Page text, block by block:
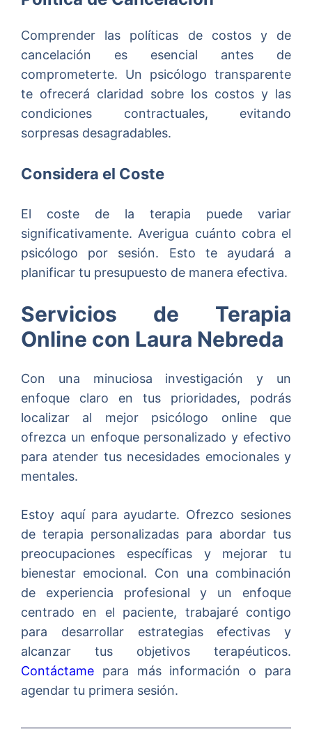
Comprender las políticas de costos y de
cancelación es esencial antes de
comprometerte. Un psicólogo transparente
te ofrecerá claridad sobre los costos y las
condiciones contractuales, evitando
sorpresas desagradables.
Considera el Coste
El coste de la terapia puede variar
significativamente. Averigua cuánto cobra el
psicólogo por sesión. Esto te ayudará a
planificar tu presupuesto de manera efectiva.
Servicios de Terapia
Online con Laura Nebreda
Con una minuciosa investigación y un
enfoque claro en tus prioridades, podrás
localizar al mejor psicólogo online que
ofrezca un enfoque personalizado y efectivo
para atender tus necesidades emocionales y
mentales.
Estoy aquí para ayudarte. Ofrezco sesiones
de terapia personalizadas para abordar tus
preocupaciones específicas y mejorar tu
bienestar emocional. Con una combinación
de experiencia profesional y un enfoque
centrado en el paciente, trabajaré contigo
para desarrollar estrategias efectivas y
alcanzar tus objetivos terapéuticos.
Contáctame para más información o para
agendar tu primera sesión.